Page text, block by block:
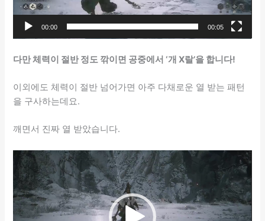
00:00 00:05
다만 체력이 절반 정도 깎이면 공중에서 ‘개 X랄’을 합니다!
이외에도 체력이 절반 넘어가면 아주 다채로운 열 받는 패턴
을 구사하는데요.
깨면서 진짜 열 받았습니다.
동
영
상
플
레